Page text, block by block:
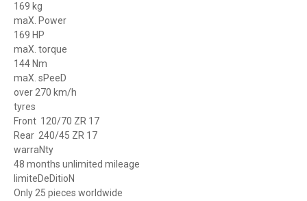
169 kg
maX. Power
169 HP
maX. torque
144 Nm
maX. sPeeD
over 270 km/h
tyres
Front 120/70 ZR 17
Rear 240/45 ZR 17
warraNty
48 months unlimited mileage
limiteDeDitioN
Only 25 pieces worldwide